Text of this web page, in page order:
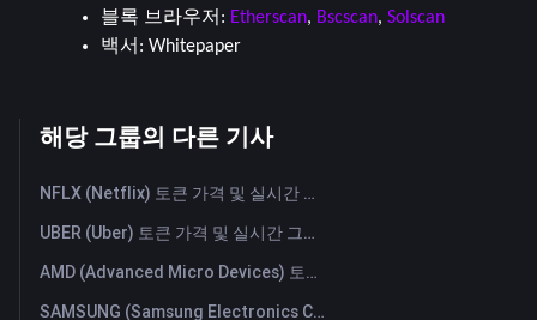
블록 브라우저: Etherscan, Bscscan, Solscan
백서: Whitepaper
해당 그룹의 다른 기사
NFLX (Netflix) 토큰 가격 및 실시간 그래프
UBER (Uber) 토큰 가격 및 실시간 그래프
AMD (Advanced Micro Devices) 토큰 가격 및 실시간 그래프
SAMSUNG (Samsung Electronics Co., Ltd) 토큰 가격 및 실시간 그래프